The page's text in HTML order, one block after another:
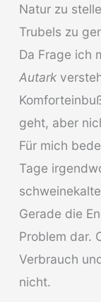
Natur zu
Trubels zu
Da Frage ich
Autark
geht, aber
Für mich
Tage
Gerade die
Problem dar.
Verbrauch
nicht.